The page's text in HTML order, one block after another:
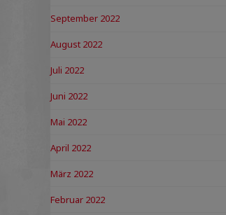
September 2022
August 2022
Juli 2022
Juni 2022
Mai 2022
April 2022
März 2022
Februar 2022